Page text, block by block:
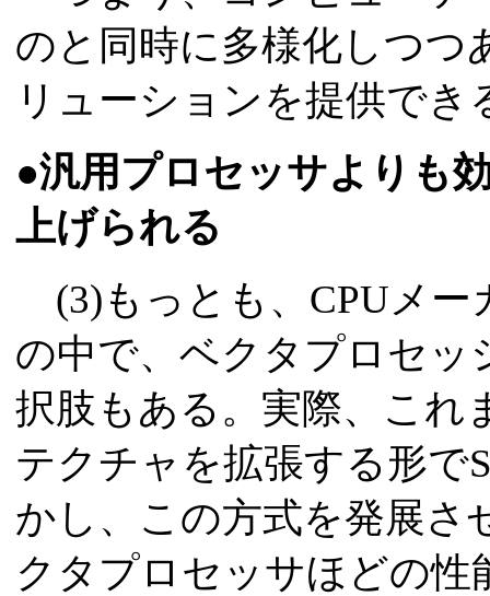
のと同時に多様化しつつ
リューションを提供でき
●汎用プロセッサよりも
上げられる
(3)もっとも、CPUメー
の中で、ベクタプロセッ
択肢もある。実際、これ
テクチャを拡張する形で
かし、この方式を発展さ
クタプロセッサほどの